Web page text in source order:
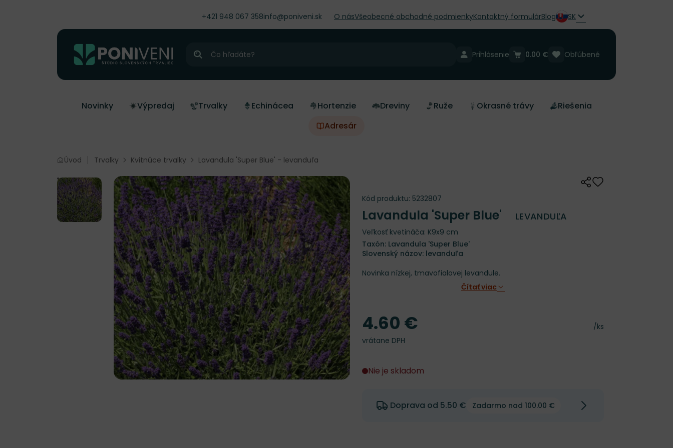
+421 948 067 358info@poniveni.sk O násVšeobecné obchodné podmienkyKontaktný formulárBlog SK
Hľadať
Prihlásenie Obľúbené
0.00 €
Novinky Výpredaj Trvalky Echinácea Hortenzie Dreviny Ruže Okrasné trávy
Riešenia
Adresár
Úvod Trvalky Kvitnúce trvalky Lavandula 'Super Blue' - levanduľa
ZdieľaťOdober do
Kód produktu: 5232807
Lavandula 'Super Blue' LEVANDUĽA
Veľkosť kvetináča: K9x9 cm
Taxón: Lavandula 'Super Blue'
Slovenský názov: levanduľa
Novinka nízkej, tmavofialovej levandule.
Čítať viac
Cena za kus
/ks
Cena
4.60 €
vrátane DPH
Nie je skladom
Doprava od 5.50 € Zadarmo nad 100.00 €